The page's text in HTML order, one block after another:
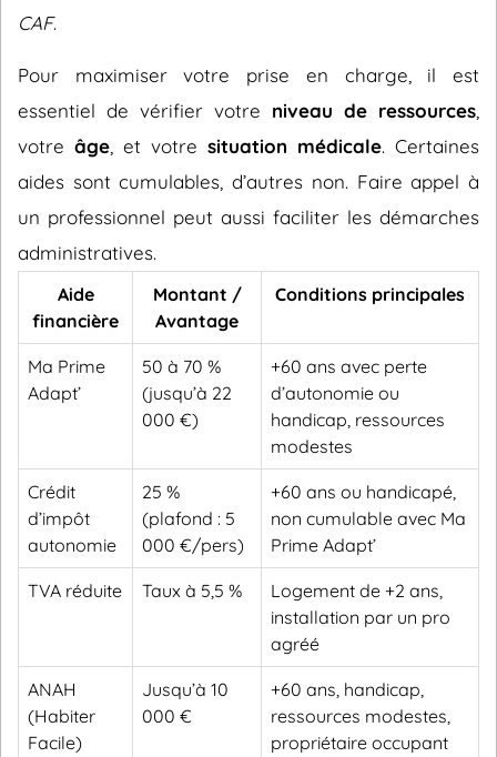
CAF.
Pour maximiser votre prise en charge, il est
essentiel de vérifier votre niveau de ressources
votre âge , et votre situation médicale. Certaines
aides sont cumulables, d’autres non. Faire appel à
un professionnel peut aussi faciliter les démarches
administratives.
Aide
financière
Montant /
Avantage
Conditions principales
Ma Prime
Adapt’
50 à 70 %
(jusqu’à 22
000 €)
+60 ans avec perte
d’autonomie ou
handicap, ressources
modestes
Crédit
d’impôt
autonomie
25 %
(plafond : 5
000 €/pers)
+60 ans ou handicapé,
non cumulable avec Ma
Prime Adapt’
TVA réduite Taux à 5,5 %
Logement de +2 ans,
installation par un pro
agréé
ANAH
(Habiter
Facile)
Jusqu’à 10
000 €
+60 ans, handicap,
ressources modestes,
propriétaire occupant